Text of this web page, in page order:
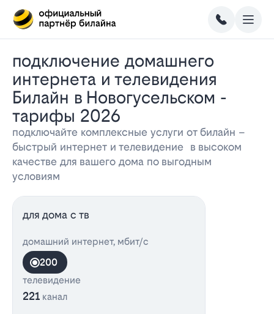
Подключение домашнего
интернета и телевидения
Билайн в Новогусельском -
тарифы 2026
подключайте комплексные услуги от билайн –
быстрый интернет и телевидение в высоком
качестве для вашего дома по выгодным
условиям
для дома с тв
домашний интернет, мбит/с
200
телевидение
221 канал